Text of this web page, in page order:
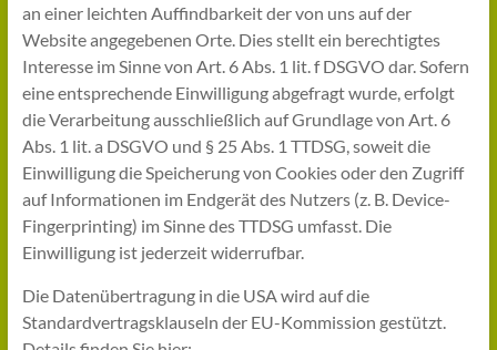
an einer leichten Auffindbarkeit der von uns auf der
Website angegebenen Orte. Dies stellt ein berechtigtes
Interesse im Sinne von Art. 6 Abs. 1 lit. f DSGVO dar. Sofern
eine entsprechende Einwilligung abgefragt wurde, erfolgt
die Verarbeitung ausschließlich auf Grundlage von Art. 6
Abs. 1 lit. a DSGVO und § 25 Abs. 1 TTDSG, soweit die
Einwilligung die Speicherung von Cookies oder den Zugriff
auf Informationen im Endgerät des Nutzers (z. B. Device-
Fingerprinting) im Sinne des TTDSG umfasst. Die
Einwilligung ist jederzeit widerrufbar.
Die Datenübertragung in die USA wird auf die
Standardvertragsklauseln der EU-Kommission gestützt.